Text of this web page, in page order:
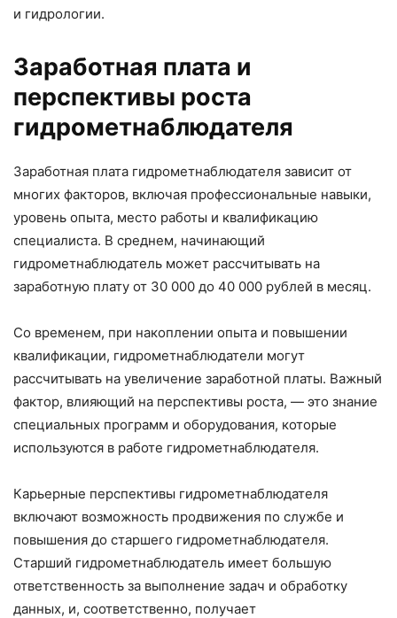
и гидрологии.
Заработная плата и
перспективы роста
гидрометнаблюдателя
Заработная плата гидрометнаблюдателя зависит от
многих факторов, включая профессиональные навыки,
уровень опыта, место работы и квалификацию
специалиста. В среднем, начинающий
гидрометнаблюдатель может рассчитывать на
заработную плату от 30 000 до 40 000 рублей в месяц.
Со временем, при накоплении опыта и повышении
квалификации, гидрометнаблюдатели могут
рассчитывать на увеличение заработной платы. Важный
фактор, влияющий на перспективы роста, — это знание
специальных программ и оборудования, которые
используются в работе гидрометнаблюдателя.
Карьерные перспективы гидрометнаблюдателя
включают возможность продвижения по службе и
повышения до старшего гидрометнаблюдателя.
Старший гидрометнаблюдатель имеет большую
ответственность за выполнение задач и обработку
данных, и, соответственно, получает